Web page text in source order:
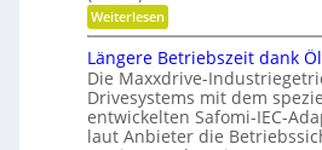
u
n
g
e
r
k
e
n
d
-
K
u
g
e
l
l
n
a
u
p
o
s
i
t
Weiterlesen:
K
r
e
i
s
l
a
Längere Betriebszeit dank
Die Maxxdrive-
Drivesystems mit dem
entwickelten Safomi-IEC-
laut Anbieter die